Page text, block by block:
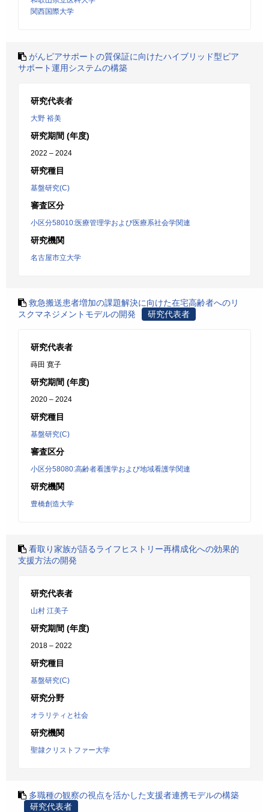
関西国際大学
がんピアサポートの質保証に向けたハイブリッド型ピア
サポート運用システムの構築
研究代表者
大野 裕美
研究期間 (年度)
2022 – 2024
研究種目
基盤研究(C)
審査区分
小区分58010:医療管理学および医療系社会学関連
研究機関
名古屋市立大学
救急搬送患者増加の課題解決に向けた在宅高齢者へのリ
スクマネジメントモデルの開発
研究代表者
研究代表者
蒔田 寛子
研究期間 (年度)
2020 – 2024
研究種目
基盤研究(C)
審査区分
小区分58080:高齢者看護学および地域看護学関連
研究機関
豊橋創造大学
看取り家族が語るライフヒストリー再構成化への効果的
支援方法の開発
研究代表者
山村 江美子
研究期間 (年度)
2018 – 2022
研究種目
基盤研究(C)
研究分野
オラリティと社会
研究機関
聖隷クリストファー大学
多職種の観察の視点を活かした支援者連携モデルの構築
研究代表者